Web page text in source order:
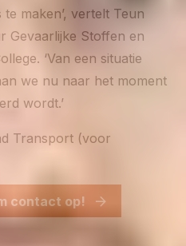
maken’, vertelt Teun
Gevaarlijke Stoffen en
‘Van een situatie
we nu naar het moment
wordt.’
Transport (voor
contact op!